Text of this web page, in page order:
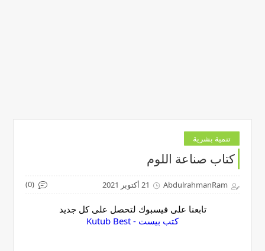
تنمية بشرية
كتاب صناعة اللوم
AbdulrahmanRam 21 أكتوبر 2021 (0)
تابعنا على فيسبوك لتحصل على كل جديد
‏كتب بيست - Kutub Best‏